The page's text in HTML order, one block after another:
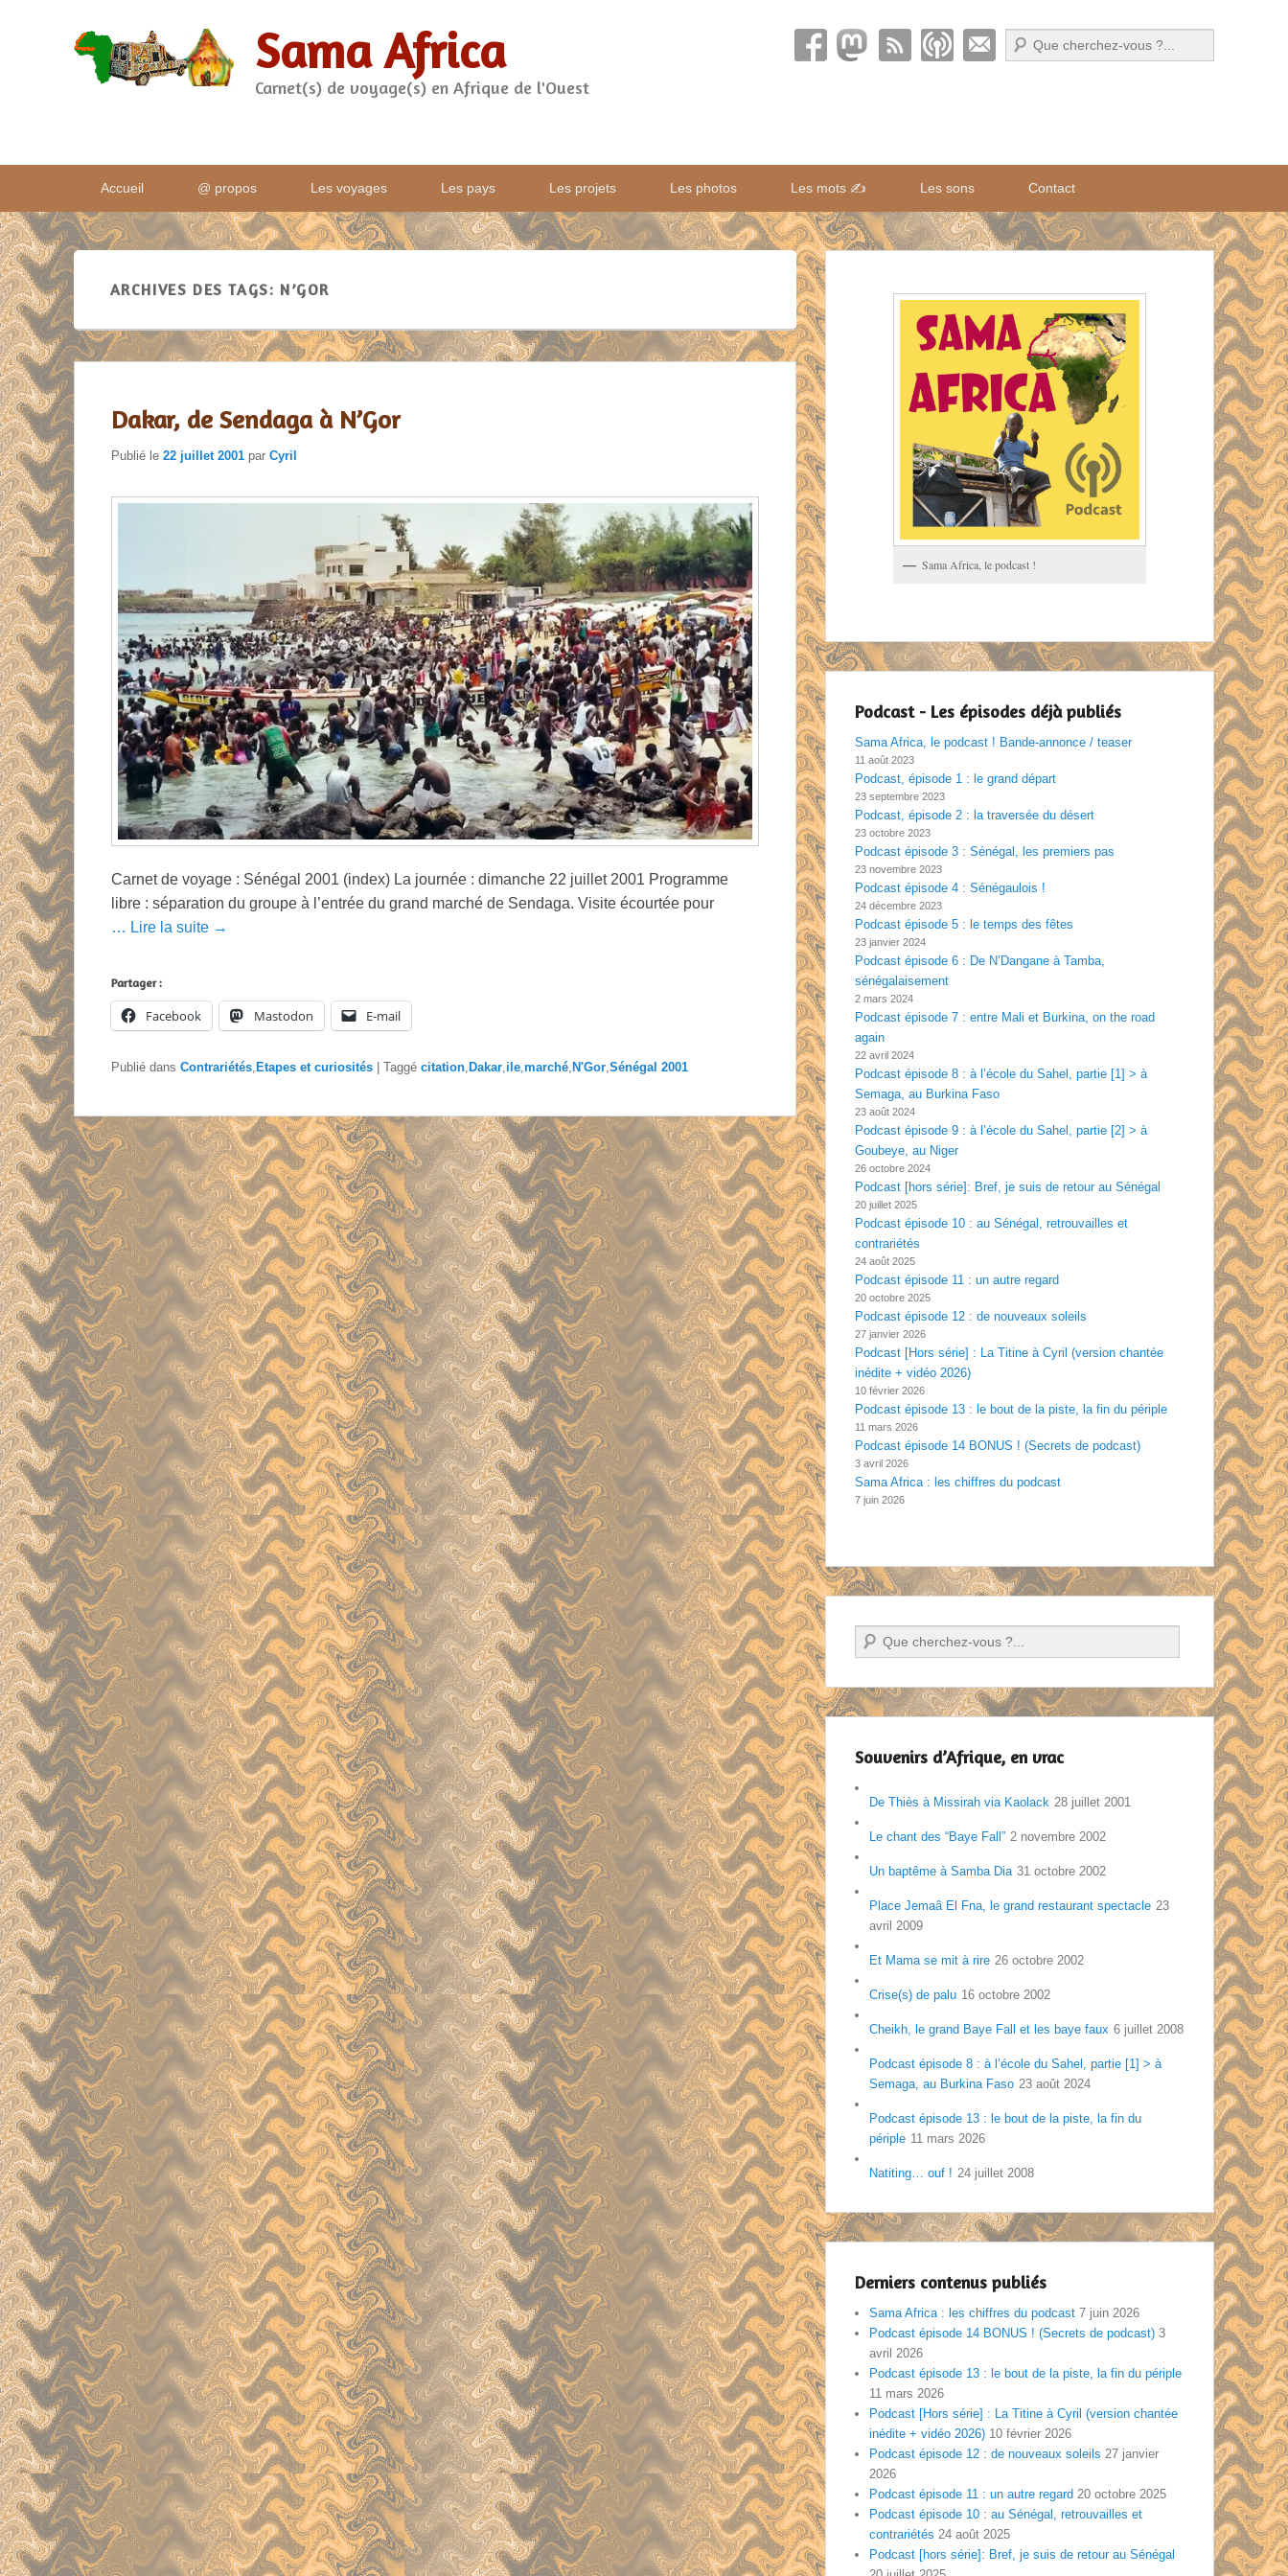
Sama Africa
Carnet(s) de voyage(s) en Afrique de l'Ouest
Recherche
Accueil @ propos Les voyages Les pays Les projets Les photos Les mots ✍️ Les sons Contact
ARCHIVES DES TAGS: N’GOR
Dakar, de Sendaga à N’Gor
Publié le 22 juillet 2001 par Cyril
Carnet de voyage : Sénégal 2001 (index) La journée : dimanche 22 juillet 2001 Programme
libre : séparation du groupe à l’entrée du grand marché de Sendaga. Visite écourtée pour
… Lire la suite →
Partager :
Facebook Mastodon E-mail
Publié dans Contrariétés Etapes et curiosités Taggé citation Dakar ile marché N'Gor Sénégal 2001
Sama Africa, le podcast !
Podcast - Les épisodes déjà publiés
Sama Africa, le podcast ! Bande-annonce / teaser
11 août 2023
Podcast, épisode 1 : le grand départ
23 septembre 2023
Podcast, épisode 2 : la traversée du désert
23 octobre 2023
Podcast épisode 3 : Sénégal, les premiers pas
23 novembre 2023
Podcast épisode 4 : Sénégaulois !
24 décembre 2023
Podcast épisode 5 : le temps des fêtes
23 janvier 2024
Podcast épisode 6 : De N’Dangane à Tamba,
sénégalaisement
2 mars 2024
Podcast épisode 7 : entre Mali et Burkina, on the road
again
22 avril 2024
Podcast épisode 8 : à l’école du Sahel, partie [1] > à
Semaga, au Burkina Faso
23 août 2024
Podcast épisode 9 : à l’école du Sahel, partie [2] > à
Goubeye, au Niger
26 octobre 2024
Podcast [hors série]: Bref, je suis de retour au Sénégal
20 juillet 2025
Podcast épisode 10 : au Sénégal, retrouvailles et
contrariétés
24 août 2025
Podcast épisode 11 : un autre regard
20 octobre 2025
Podcast épisode 12 : de nouveaux soleils
27 janvier 2026
Podcast [Hors série] : La Titine à Cyril (version chantée
inédite + vidéo 2026)
10 février 2026
Podcast épisode 13 : le bout de la piste, la fin du périple
11 mars 2026
Podcast épisode 14 BONUS ! (Secrets de podcast)
3 avril 2026
Sama Africa : les chiffres du podcast
7 juin 2026
Recherche
Souvenirs d’Afrique, en vrac
De Thiès à Missirah via Kaolack 28 juillet 2001
Le chant des “Baye Fall” 2 novembre 2002
Un baptême à Samba Dia 31 octobre 2002
Place Jemaâ El Fna, le grand restaurant spectacle 23
avril 2009
Et Mama se mit à rire 26 octobre 2002
Crise(s) de palu 16 octobre 2002
Cheikh, le grand Baye Fall et les baye faux 6 juillet 2008
Podcast épisode 8 : à l’école du Sahel, partie [1] > à
Semaga, au Burkina Faso 23 août 2024
Podcast épisode 13 : le bout de la piste, la fin du
périple 11 mars 2026
Natiting… ouf ! 24 juillet 2008
Derniers contenus publiés
Sama Africa : les chiffres du podcast 7 juin 2026
Podcast épisode 14 BONUS ! (Secrets de podcast) 3
avril 2026
Podcast épisode 13 : le bout de la piste, la fin du périple
11 mars 2026
Podcast [Hors série] : La Titine à Cyril (version chantée
inédite + vidéo 2026) 10 février 2026
Podcast épisode 12 : de nouveaux soleils 27 janvier
2026
Podcast épisode 11 : un autre regard 20 octobre 2025
Podcast épisode 10 : au Sénégal, retrouvailles et
contrariétés 24 août 2025
Podcast [hors série]: Bref, je suis de retour au Sénégal